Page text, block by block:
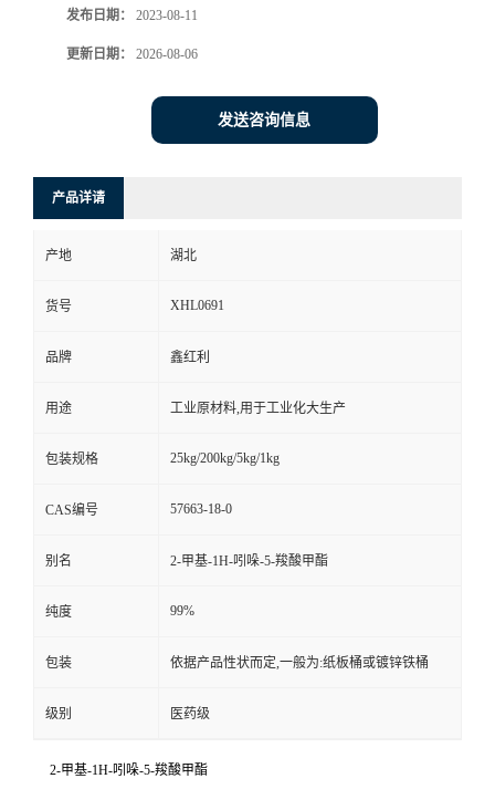
发布日期： 2023-08-11
更新日期： 2026-08-06
发送咨询信息
产品详请
产地 湖北
货号 XHL0691
品牌 鑫红利
用途 工业原材料,用于工业化大生产
包装规格 25kg/200kg/5kg/1kg
CAS编号 57663-18-0
别名 2-甲基-1H-吲哚-5-羧酸甲酯
纯度 99%
包装 依据产品性状而定,一般为:纸板桶或镀锌铁桶
级别 医药级
2-甲基-1H-吲哚-5-羧酸甲酯